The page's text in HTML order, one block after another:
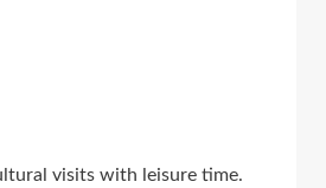
visits with leisure time.